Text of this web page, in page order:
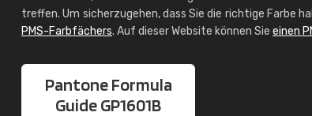
treffen. Um sicherzugehen, dass Sie die richtige Farbe
PMS-Farbfächers. Auf dieser Website können Sie einen
Pantone Formula
Guide GP1601B